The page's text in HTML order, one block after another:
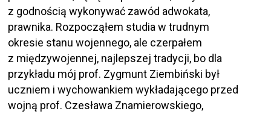
z godnością wykonywać zawód adwokata,
prawnika. Rozpocząłem studia w trudnym
okresie stanu wojennego, ale czerpałem
z międzywojennej, najlepszej tradycji, bo dla
przykładu mój prof. Zygmunt Ziembiński był
uczniem i wychowankiem wykładającego przed
wojną prof. Czesława Znamierowskiego,